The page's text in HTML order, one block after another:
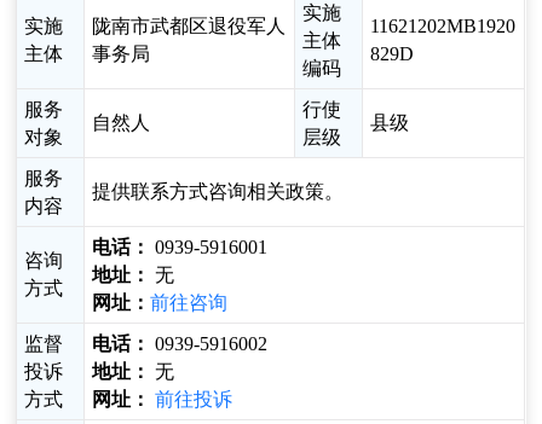
实施
主体
陇南市武都区退役军人
事务局
实施
主体
编码
11621202MB1920
829D
服务
对象
自然人
行使
层级
县级
服务
内容
提供联系方式咨询相关政策。
咨询
方式
电话： 0939-5916001
地址： 无
网址：前往咨询
监督
投诉
方式
电话： 0939-5916002
地址： 无
网址：
前往投诉